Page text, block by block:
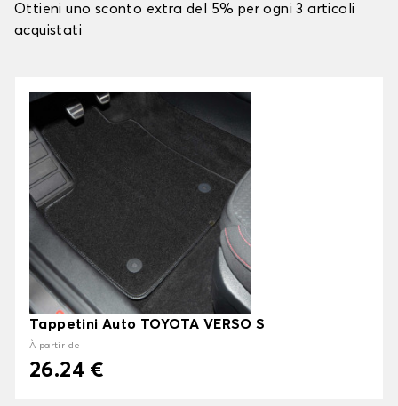
Ottieni uno sconto extra del 5% per ogni 3 articoli
acquistati
Tappetini Auto TOYOTA VERSO S
À partir de
26.24 €